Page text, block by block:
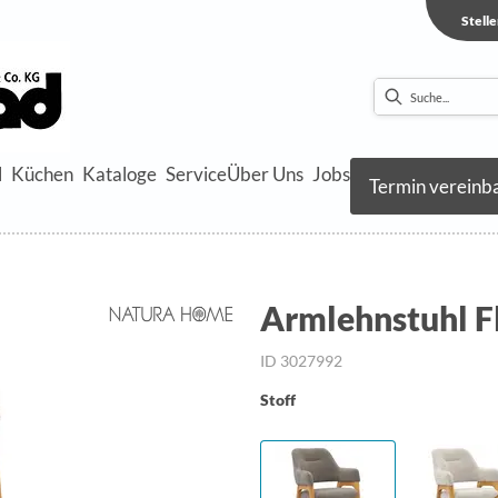
Küchen Kataloge ServiceÜber Uns Jobs
Termin
Armlehnstuhl
ID 3027992
Stoff